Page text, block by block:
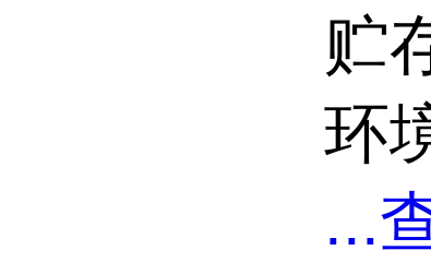
贮
环
...